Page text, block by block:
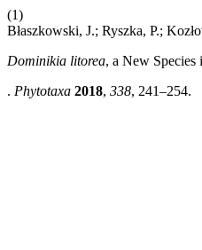
(1)
Błaszkowski, J.; Ryszka, P.;
Dominikia litorea, a New
. Phytotaxa 2018, 338, 241–254.